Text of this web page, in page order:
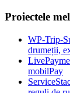
Proiectele
WP-Trip-
drumeții,
mobilPay